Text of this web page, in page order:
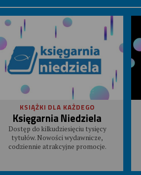
KSIĄŻKI DLA KAŻDEGO
Księgarnia Niedziela
Dostęp do kilkudziesięciu tysięcy
tytułów. Nowości wydawnicze,
codziennie atrakcyjne promocje.